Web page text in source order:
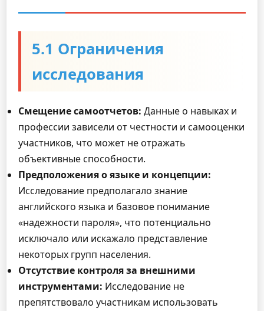
5.1 Ограничения
исследования
Смещение самоотчетов: Данные о навыках и
профессии зависели от честности и самооценки
участников, что может не отражать
объективные способности.
Предположения о языке и концепции:
Исследование предполагало знание
английского языка и базовое понимание
«надежности пароля», что потенциально
исключало или искажало представление
некоторых групп населения.
Отсутствие контроля за внешними
инструментами: Исследование не
препятствовало участникам использовать